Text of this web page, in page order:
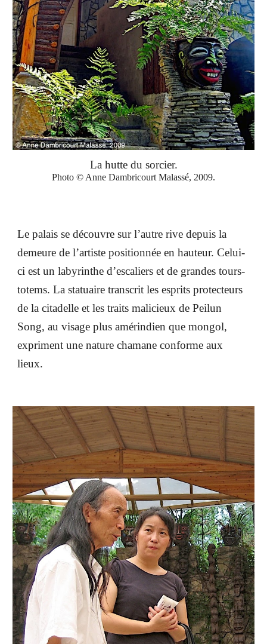
La hutte du sorcier.
Photo © Anne Dambricourt Malassé, 2009.
Le palais se découvre sur l’autre rive depuis la
demeure de l’artiste positionnée en hauteur. Celui-
ci est un labyrinthe d’escaliers et de grandes tours-
totems. La statuaire transcrit les esprits protecteurs
de la citadelle et les traits malicieux de Peilun
Song, au visage plus amérindien que mongol,
expriment une nature chamane conforme aux
lieux.